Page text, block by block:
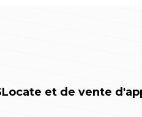
et de vente